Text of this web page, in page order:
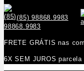
(85) 98868.9983
FRETE GRÁTIS nas
6X SEM JUROS